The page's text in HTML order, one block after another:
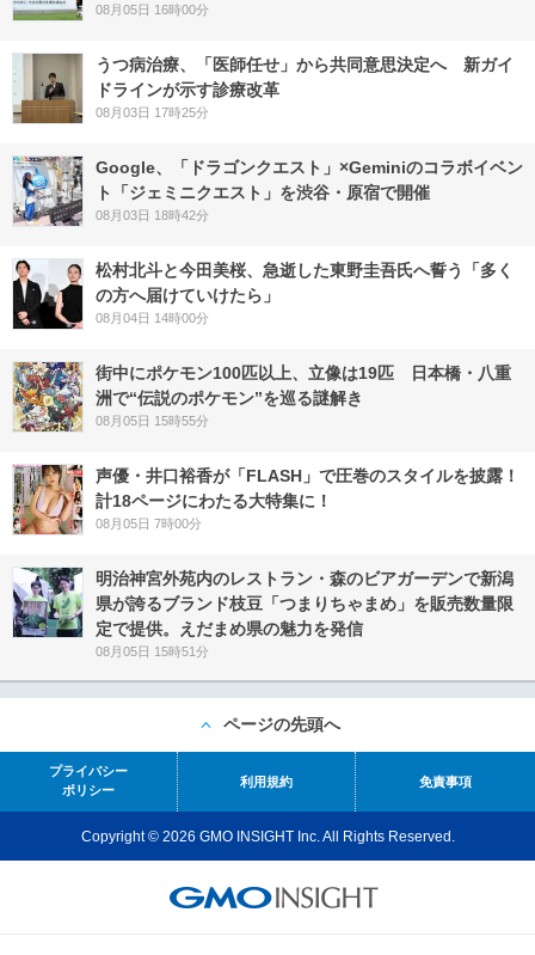
08月05日 16時00分
うつ病治療、「医師任せ」から共同意思決定へ 新ガイ
ドラインが示す診療改革
08月03日 17時25分
Google、「ドラゴンクエスト」×Geminiのコラボイベン
ト「ジェミニクエスト」を渋谷・原宿で開催
08月03日 18時42分
松村北斗と今田美桜、急逝した東野圭吾氏へ誓う「多く
の方へ届けていけたら」
08月04日 14時00分
街中にポケモン100匹以上、立像は19匹 日本橋・八重
洲で“伝説のポケモン”を巡る謎解き
08月05日 15時55分
声優・井口裕香が「FLASH」で圧巻のスタイルを披露！
計18ページにわたる大特集に！
08月05日 7時00分
明治神宮外苑内のレストラン・森のビアガーデンで新潟
県が誇るブランド枝豆「つまりちゃまめ」を販売数量限
定で提供。えだまめ県の魅力を発信
08月05日 15時51分
ページの先頭へ
プライバシー
ポリシー
利用規約 免責事項
Copyright © 2026 GMO INSIGHT Inc. All Rights Reserved.